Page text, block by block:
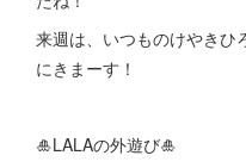
来週は、いつものけやきひ
にきまーす！
🎍LALAの外遊び🎍